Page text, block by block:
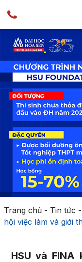
Trang chủ- Tin tức -
hội việc làm và giới
HSU và